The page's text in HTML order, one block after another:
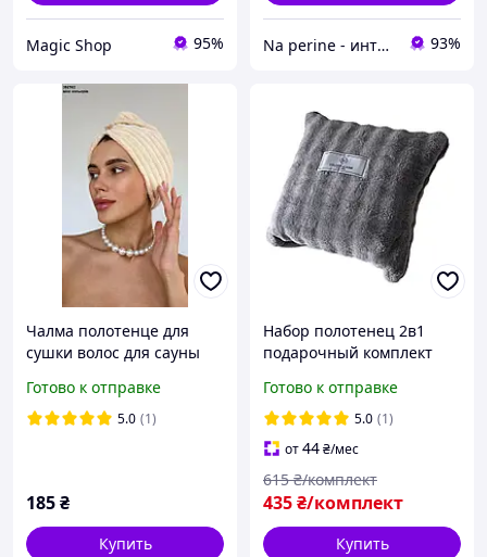
Magic Shop 95% Na perine - интернет-магазин постельного белья и домашнего текстиля 93%
Чалма полотенце для
сушки волос для сауны
тюрбан, полотенце для
волос тюрбан
Готово к отправке
5.0 (1)
185₴
Купить
Набор полотенец 2в1
подарочный комплект
70х140 см для лица тела
бани сауны путешествий
микрофибра цвет серый
Готово к отправке
5.0 (1)
от44₴/мес
435₴/комплект
615 ₴/комплект
Купить